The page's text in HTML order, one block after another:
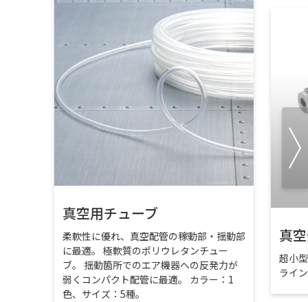
真空用チューブ
柔軟性に優れ、真空配管の稼動部・揺動部
に最適。 極軟質のポリウレタンチュー
ブ。 揺動箇所でのエア機器への反発力が
弱くコンパクト配管に最適。 カラー：1
色、サイズ：5種。
真
超小
ライ